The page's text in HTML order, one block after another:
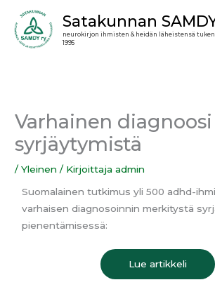
sisältöön
Satakunnan
neurokirjon ihmisten & heidän läheistensä
1995
Varhainen diagnoosi
syrjäytymistä
/Yleinen / Kirjoittajaadmin
Suomalainen tutkimus yli 500 adhd-
varhaisen diagnosoinnin merkitystä
pienentämisessä:
Lue artikkeli